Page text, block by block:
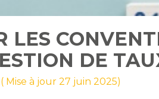
LES
DE
( Mise à jour 27 juin 2025)